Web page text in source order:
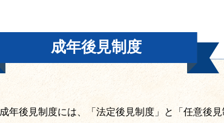
成年後見制度
成年後見制度には、「法定後見制度」と「任意後見